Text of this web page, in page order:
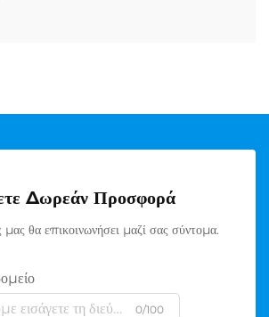
Δωρεάν Προσφορά
θα επικοινωνήσει μαζί σας σύντομα.
0/100